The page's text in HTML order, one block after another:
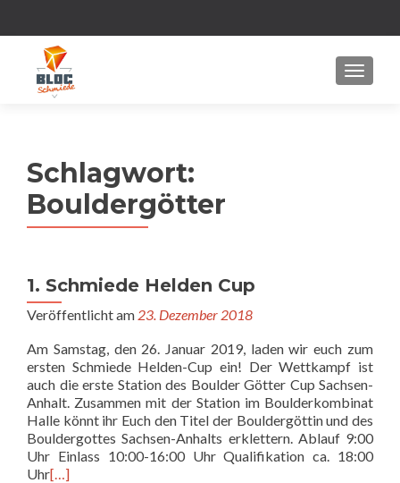
MENU
Schlagwort:
Bouldergötter
1. Schmiede Helden Cup
Veröffentlicht am 23. Dezember 2018
Am Samstag, den 26. Januar 2019, laden wir euch zum
ersten Schmiede Helden-Cup ein! Der Wettkampf ist
auch die erste Station des Boulder Götter Cup Sachsen-
Anhalt. Zusammen mit der Station im Boulderkombinat
Halle könnt ihr Euch den Titel der Bouldergöttin und des
Bouldergottes Sachsen-Anhalts erklettern. Ablauf 9:00
Uhr Einlass 10:00-16:00 Uhr Qualifikation ca. 18:00
Uhr[…]